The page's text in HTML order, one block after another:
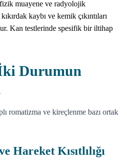
muayene ve radyolojik
kaybı ve kemik çıkıntıları
Kan testlerinde spesifik bir iltihap
Durumun
romatizma ve kireçlenme bazı ortak
Hareket Kısıtlılığı